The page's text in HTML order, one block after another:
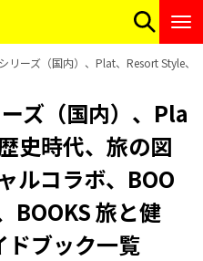
リーズ（国内）、Plat、Resort Style、
ズ（国内）、Pla
史時代、旅の図
ルコラボ、BOO
BOOKS 旅と健
ブック一覧